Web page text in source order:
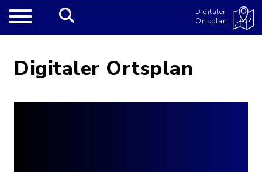
Digitaler
Ortsplan
Digitaler Ortsplan